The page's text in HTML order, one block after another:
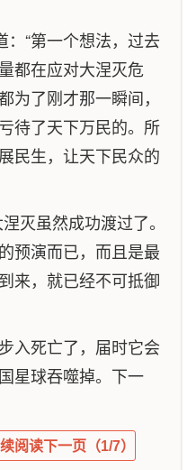
：“第一个想法，过去
都在应对大涅灭危
为了刚才那一瞬间，
待了天下万民的。所
民生，让天下民众的
灭虽然成功渡过了。
预演而已，而且是最
来，就已经不可抵御
入死亡了，届时它会
星球吞噬掉。下一
阅读下一页（1/7）